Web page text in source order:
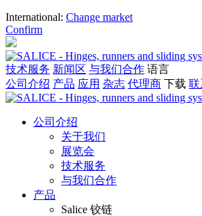
International: Change market
Confirm
技术服务 新闻区 与我们合作 语言
公司介绍 产品 应用 杂志 代理商 下载 联
公司介绍
关于我们
展览会
技术服务
与我们合作
产品
Salice 铰链